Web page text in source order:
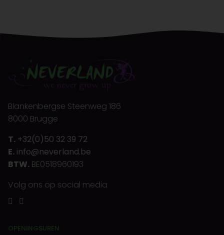
Blankenbergse Steenweg 186
8000 Brugge
T. +32(0)50 32 39 72
E. info@neverland.be
BTW. BE0518960193
Volg ons op social media
OPENINGSUREN